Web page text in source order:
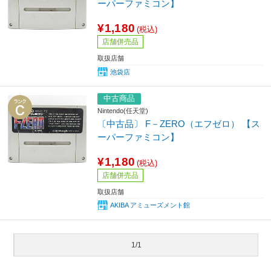
ーパーファミコン】
¥1,180 (税込)
店舗併売品
取扱店舗
池袋店
中古商品
Nintendo(任天堂)
〔中古品〕 F－ZERO（エフゼロ） 【ス
ーパーファミコン】
¥1,180 (税込)
店舗併売品
取扱店舗
AKIBA アミューズメント館
1/1